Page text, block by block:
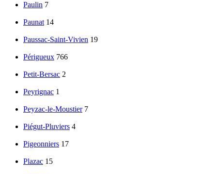
Paulin 7
Paunat 14
Paussac-Saint-Vivien 19
Périgueux 766
Petit-Bersac 2
Peyrignac 1
Peyzac-le-Moustier 7
Piégut-Pluviers 4
Pigeonniers 17
Plazac 15